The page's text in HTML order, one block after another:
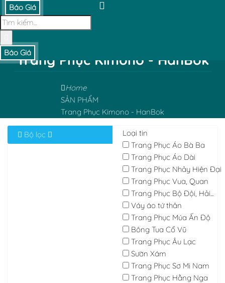
Báo Giá
Báo Giá
Trang Phục Kimono - HanBok
Home
SẢN PHẨM
Trang Phục Kimono - HanBok
Bộ lọc
Loại tin
Trang Phục Áo Bà Ba
Trang Phục Áo Dài
Trang Phục Nhảy Hiện Đại
Trang Phục Vua, Quan
Trang Phục Bộ Đội, Hải...
Váy áo tứ thân
Trang Phục Múa Ấn Độ
Bông Tua Cổ Vũ
Trang Phục Âu Lạc
Sườn Xám
Trang Phục Sơ Mi Nam
Trang Phục Hằng Nga